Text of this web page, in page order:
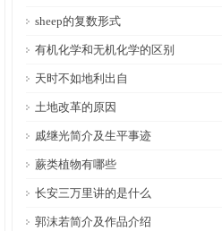
sheep的复数形式
有机化学和无机化学的区别
天时不如地利出自
土地改革的原因
戚继光简介及生平事迹
蕨类植物有哪些
长安三万里讲的是什么
郭沫若简介及作品介绍